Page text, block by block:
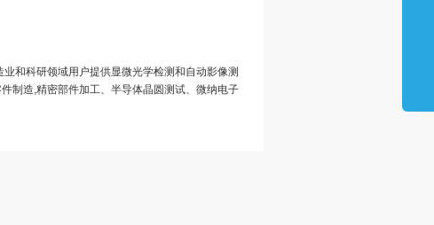
和科研领域用户提供显微光学检测和自动影像测
制造,精密部件加工、半导体晶圆测试、微纳电子